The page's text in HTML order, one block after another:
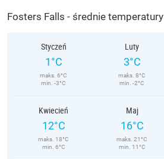
Fosters Falls - średnie temperatury
Styczeń
1°C
maks. 6°C
min. -3°C
Luty
3°C
maks. 8°C
min. -2°C
Kwiecień
12°C
maks. 18°C
min. 6°C
Maj
16°C
maks. 21°C
min. 11°C